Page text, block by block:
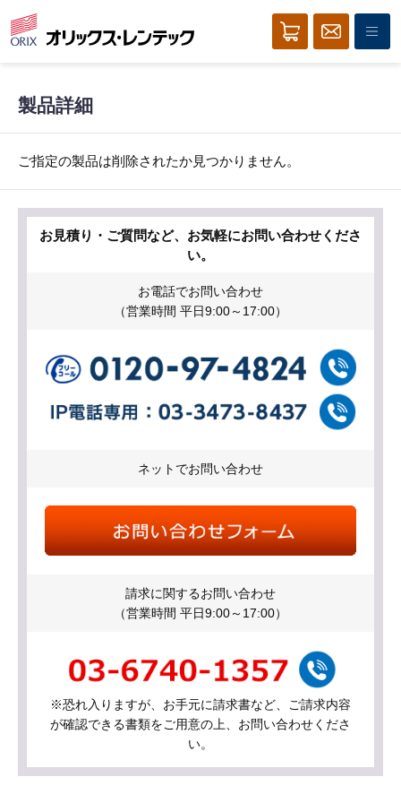
製品詳細
ご指定の製品は削除されたか見つかりません。
お見積り・ご質問など、お気軽にお問い合わせくださ
い。
お電話でお問い合わせ
（営業時間 平日9:00～17:00）
ネットでお問い合わせ
請求に関するお問い合わせ
（営業時間 平日9:00～17:00）
※恐れ入りますが、お手元に請求書など、ご請求内容
が確認できる書類をご用意の上、お問い合わせくださ
い。